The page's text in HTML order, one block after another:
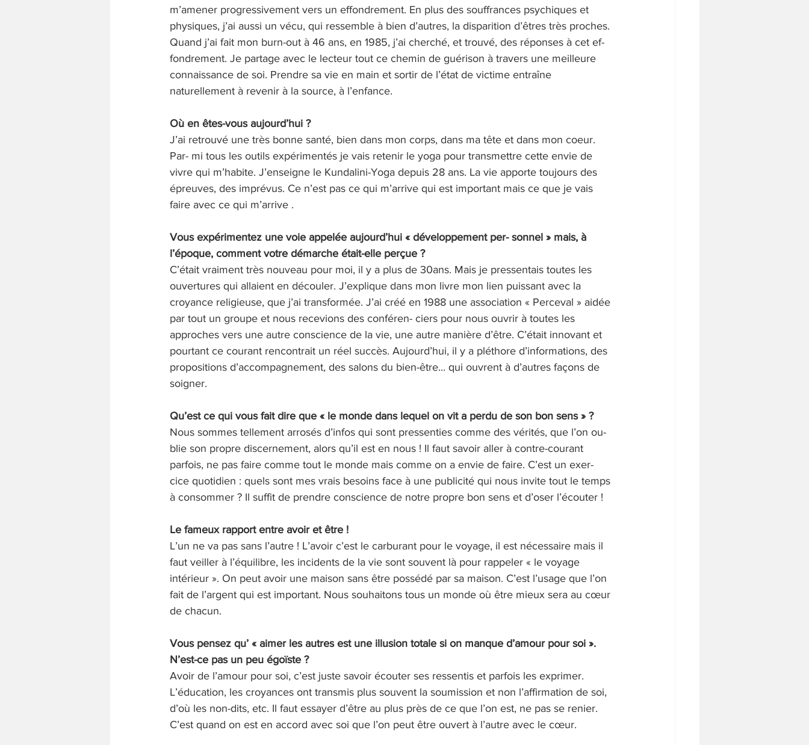
m’amener progressivement vers un effondrement. En plus des souffrances psychiques et
physiques, j’ai aussi un vécu, qui ressemble à bien d’autres, la disparition d’êtres très proches.
Quand j’ai fait mon burn-out à 46 ans, en 1985, j’ai cherché, et trouvé, des réponses à cet ef-
fondrement. Je partage avec le lecteur tout ce chemin de guérison à travers une meilleure
connaissance de soi. Prendre sa vie en main et sortir de l’état de victime entraîne
naturellement à revenir à la source, à l’enfance.
Où en êtes-vous aujourd’hui ?
J’ai retrouvé une très bonne santé, bien dans mon corps, dans ma tête et dans mon coeur.
Par- mi tous les outils expérimentés je vais retenir le yoga pour transmettre cette envie de
vivre qui m’habite. J’enseigne le Kundalini-Yoga depuis 28 ans. La vie apporte toujours des
épreuves, des imprévus. Ce n’est pas ce qui m’arrive qui est important mais ce que je vais
faire avec ce qui m’arrive .
Vous expérimentez une voie appelée aujourd’hui « développement per- sonnel » mais, à
l’époque, comment votre démarche était-elle perçue ?
C’était vraiment très nouveau pour moi, il y a plus de 30ans. Mais je pressentais toutes les
ouvertures qui allaient en découler. J’explique dans mon livre mon lien puissant avec la
croyance religieuse, que j’ai transformée. J’ai créé en 1988 une association « Perceval » aidée
par tout un groupe et nous recevions des conféren- ciers pour nous ouvrir à toutes les
approches vers une autre conscience de la vie, une autre manière d’être. C’était innovant et
pourtant ce courant rencontrait un réel succès. Aujourd’hui, il y a pléthore d’informations, des
propositions d’accompagnement, des salons du bien-être... qui ouvrent à d’autres façons de
soigner.
Qu’est ce qui vous fait dire que « le monde dans lequel on vit a perdu de son bon sens » ?
Nous sommes tellement arrosés d’infos qui sont pressenties comme des vérités, que l’on ou-
blie son propre discernement, alors qu’il est en nous ! Il faut savoir aller à contre-courant
parfois, ne pas faire comme tout le monde mais comme on a envie de faire. C’est un exer-
cice quotidien : quels sont mes vrais besoins face à une publicité qui nous invite tout le temps
à consommer ? Il suffit de prendre conscience de notre propre bon sens et d’oser l’écouter !
Le fameux rapport entre avoir et être !
L’un ne va pas sans l’autre ! L’avoir c’est le carburant pour le voyage, il est nécessaire mais il
faut veiller à l’équilibre, les incidents de la vie sont souvent là pour rappeler « le voyage
intérieur ». On peut avoir une maison sans être possédé par sa maison. C’est l’usage que l’on
fait de l’argent qui est important. Nous souhaitons tous un monde où être mieux sera au cœur
de chacun.
Vous pensez qu’ « aimer les autres est une illusion totale si on manque d’amour pour soi ».
N’est-ce pas un peu égoïste ?
Avoir de l’amour pour soi, c’est juste savoir écouter ses ressentis et parfois les exprimer.
L’éducation, les croyances ont transmis plus souvent la soumission et non l’affirmation de soi,
d’où les non-dits, etc. Il faut essayer d’être au plus près de ce que l’on est, ne pas se renier.
C’est quand on est en accord avec soi que l’on peut être ouvert à l’autre avec le cœur.